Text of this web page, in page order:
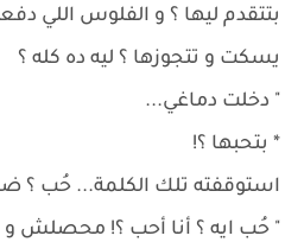
بتتقدم ليها ؟ و الفلوس اللي
يسكت و تتجوزها ؟ ليه ده كله ؟
" دخلت دماغي...
* بتحبها ؟!
استوقفته تلك الكلمة... حُب ؟
" حُب ايه ؟ أنا أحب ؟!